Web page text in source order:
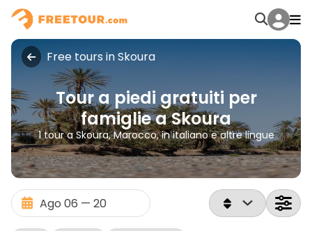
Free tours in Skoura
Tour a piedi gratuiti per
famiglie a Skoura
1 tour a Skoura, Marocco, in italiano e altre lingue